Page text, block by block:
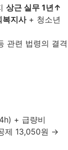
상근 실무 1년↑
복지사+ 청소년
관련 법령의 결격
+ 급량비
제 13,050원 →